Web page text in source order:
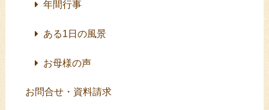
年間行事
ある1日の風景
お母様の声
お問合せ・資料請求